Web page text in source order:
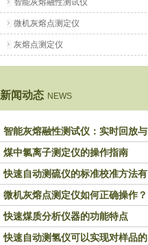
智能灰熔融性测试仪
微机灰熔点测定仪
灰熔点测定仪
新闻动态 NEWS
智能灰熔融性测试仪：实时回放与
历史分析，解锁灰熔特性精准洞察
煤中氯离子测定仪的操作指南
快速自动测硫仪的标准校准方法有
哪些？
微机灰熔点测定仪如何正确操作？
快速煤质分析仪器的功能特点
快速自动测氢仪可以实现对样品的